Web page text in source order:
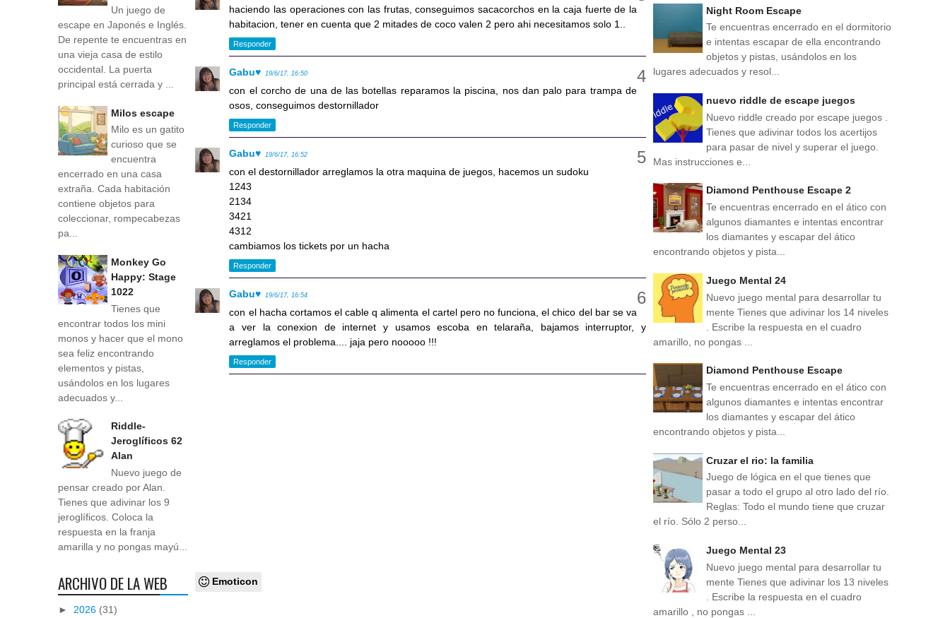
haciendo las operaciones con las frutas, conseguimos sacacorchos en la caja fuerte de la
habitacion, tener en cuenta que 2 mitades de coco valen 2 pero ahi necesitamos solo 1..
Responder
Gabu♥ 19/6/17, 16:50
con el corcho de una de las botellas reparamos la piscina, nos dan palo para trampa de
osos, conseguimos destornillador
Responder
Gabu♥ 19/6/17, 16:52
con el destornillador arreglamos la otra maquina de juegos, hacemos un sudoku
1243
2134
3421
4312
cambiamos los tickets por un hacha
Responder
Gabu♥ 19/6/17, 16:54
con el hacha cortamos el cable q alimenta el cartel pero no funciona, el chico del bar se va
a ver la conexion de internet y usamos escoba en telaraña, bajamos interruptor, y
arreglamos el problema.... jaja pero nooooo !!!
Responder
Emoticon
Un juego de
escape en Japonés e Inglés.
De repente te encuentras en
una vieja casa de estilo
occidental. La puerta
principal está cerrada y ...
Milos escape
Milo es un gatito
curioso que se
encuentra
encerrado en una casa
extraña. Cada habitación
contiene objetos para
coleccionar, rompecabezas
pa...
Monkey Go
Happy: Stage
1022
Tienes que
encontrar todos los mini
monos y hacer que el mono
sea feliz encontrando
elementos y pistas,
usándolos en los lugares
adecuados y...
Riddle-
Jeroglíficos 62
Alan
Nuevo juego de
pensar creado por Alan.
Tienes que adivinar los 9
jeroglíficos. Coloca la
respuesta en la franja
amarilla y no pongas mayú...
ARCHIVO DE LA WEB
► 2026 (31)
Night Room Escape
Te encuentras encerrado en el dormitorio
e intentas escapar de ella encontrando
objetos y pistas, usándolos en los
lugares adecuados y resol...
nuevo riddle de escape juegos
Nuevo riddle creado por escape juegos .
Tienes que adivinar todos los acertijos
para pasar de nivel y superar el juego.
Mas instrucciones e...
Diamond Penthouse Escape 2
Te encuentras encerrado en el ático con
algunos diamantes e intentas encontrar
los diamantes y escapar del ático
encontrando objetos y pista...
Juego Mental 24
Nuevo juego mental para desarrollar tu
mente Tienes que adivinar los 14 niveles
. Escribe la respuesta en el cuadro
amarillo, no pongas ...
Diamond Penthouse Escape
Te encuentras encerrado en el ático con
algunos diamantes e intentas encontrar
los diamantes y escapar del ático
encontrando objetos y pista...
Cruzar el rio: la familia
Juego de lógica en el que tienes que
pasar a todo el grupo al otro lado del río.
Reglas: Todo el mundo tiene que cruzar
el río. Sólo 2 perso...
Juego Mental 23
Nuevo juego mental para desarrollar tu
mente Tienes que adivinar los 13 niveles
. Escribe la respuesta en el cuadro
amarillo , no pongas ...